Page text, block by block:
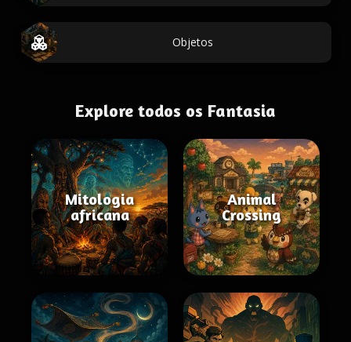
Objetos
Explore todos os Fantasia
Mitologia
africana
Animal
Crossing